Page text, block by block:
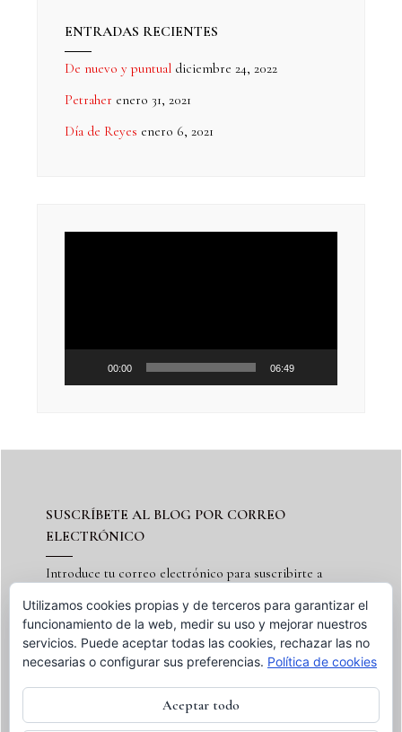
ENTRADAS RECIENTES
De nuevo y puntual diciembre 24, 2022
Petraher enero 31, 2021
Día de Reyes enero 6, 2021
00:00 06:49
SUSCRÍBETE AL BLOG POR CORREO
ELECTRÓNICO
Introduce tu correo electrónico para suscribirte a
este blog y recibir notificaciones de nuevas entradas.
Utilizamos cookies propias y de terceros para garantizar el
funcionamiento de la web, medir su uso y mejorar nuestros
servicios. Puede aceptar todas las cookies, rechazar las no
necesarias o configurar sus preferencias. Política de cookies
Aceptar todo